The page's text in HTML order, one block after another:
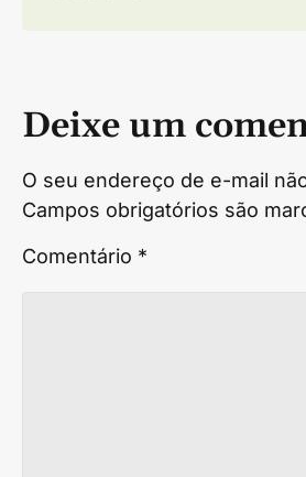
Deixe um
O seu endereço de e-mail
Campos obrigatórios são
Comentário *